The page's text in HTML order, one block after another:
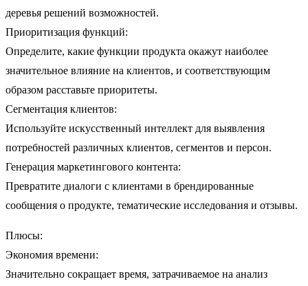
деревья решений возможностей.
Приоритизация функций:
Определите, какие функции продукта окажут наиболее
значительное влияние на клиентов, и соответствующим
образом расставьте приоритеты.
Сегментация клиентов:
Используйте искусственный интеллект для выявления
потребностей различных клиентов, сегментов и персон.
Генерация маркетингового контента:
Превратите диалоги с клиентами в брендированные
сообщения о продукте, тематические исследования и отзывы.
Плюсы:
Экономия времени:
Значительно сокращает время, затрачиваемое на анализ